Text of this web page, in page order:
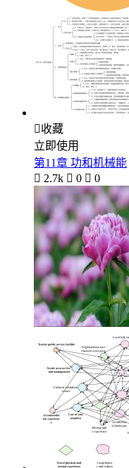
收藏
立即使用
第11章 功和机械能
 2.7k  0  0